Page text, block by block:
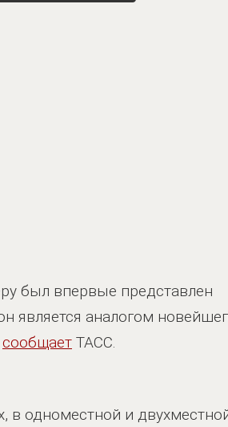
был впервые представлен
является аналогом
сообщает ТАСС.
в одноместной и